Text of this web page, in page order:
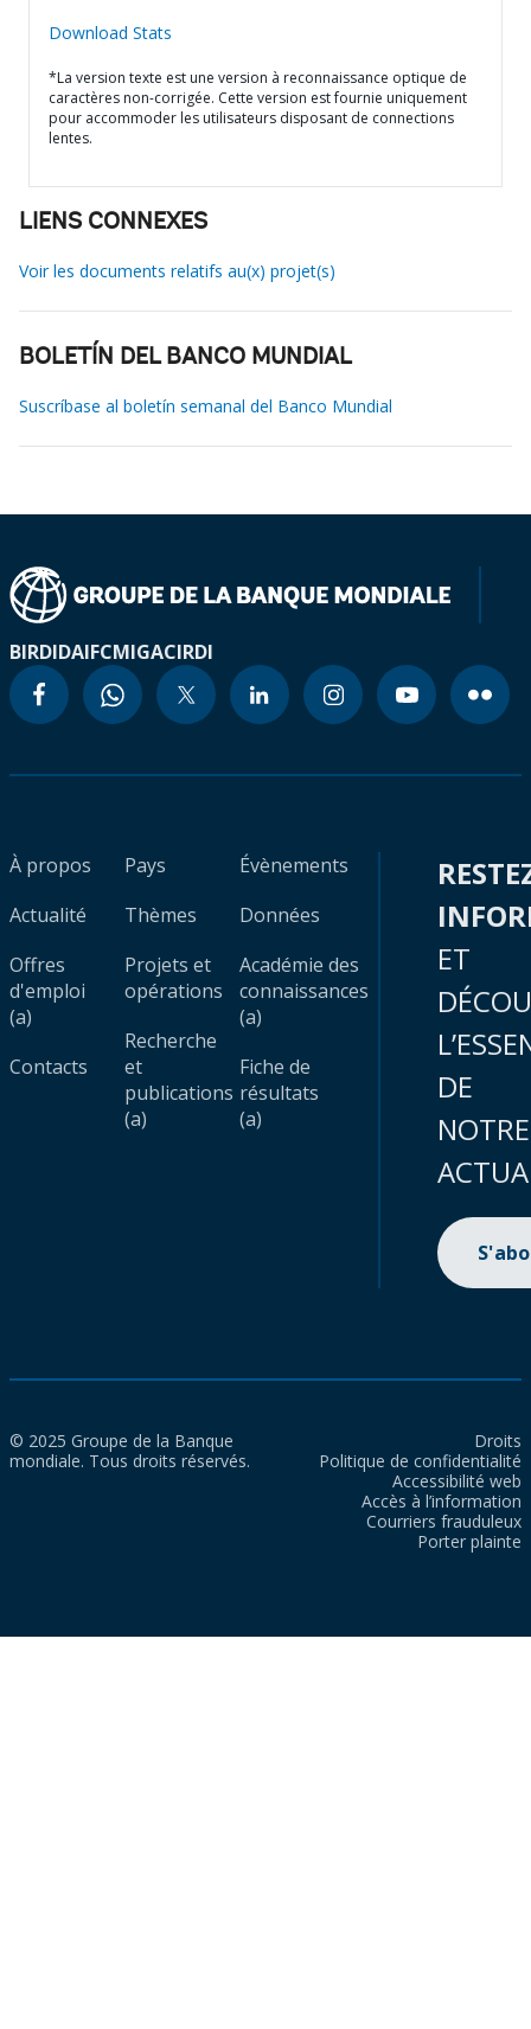
Download Stats
*La version texte est une version à reconnaissance optique de
caractères non-corrigée. Cette version est fournie uniquement
pour accommoder les utilisateurs disposant de connections
lentes.
LIENS CONNEXES
Voir les documents relatifs au(x) projet(s)
BOLETÍN DEL BANCO MUNDIAL
Suscríbase al boletín semanal del Banco Mundial
BIRDIDAIFCMIGACIRDI
À propos
Actualité
Offres
d'emploi
(a)
Contacts
Pays
Thèmes
Projets et
opérations
Recherche
et
publications
(a)
Évènements
Données
Académie des
connaissances
(a)
Fiche de
résultats
(a)
ET
DE
NOTRE
© 2025 Groupe de la Banque
mondiale. Tous droits réservés.
Droits
Politique de confidentialité
Accessibilité web
Accès à l’information
Courriers frauduleux
Porter plainte